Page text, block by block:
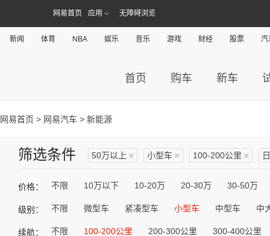
网易首页 应用 无障碍浏览
新闻 体育 NBA 娱乐 音乐 游戏 财经 股票 汽
首页 购车 新车
网易首页 > 网易汽车 > 新能源
筛选条件 50万以上 × 小型车 × 100-200公里 ×
价格： 不限 10万以下 10-20万 20-30万 30-50万
级别： 不限 微型车 紧凑型车 小型车 中型车 中
续航： 不限 100-200公里 200-300公里 300-400公里